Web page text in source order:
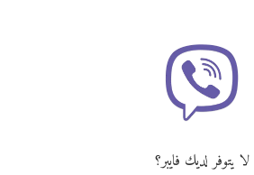
لا يتوفر لديك فايبر؟